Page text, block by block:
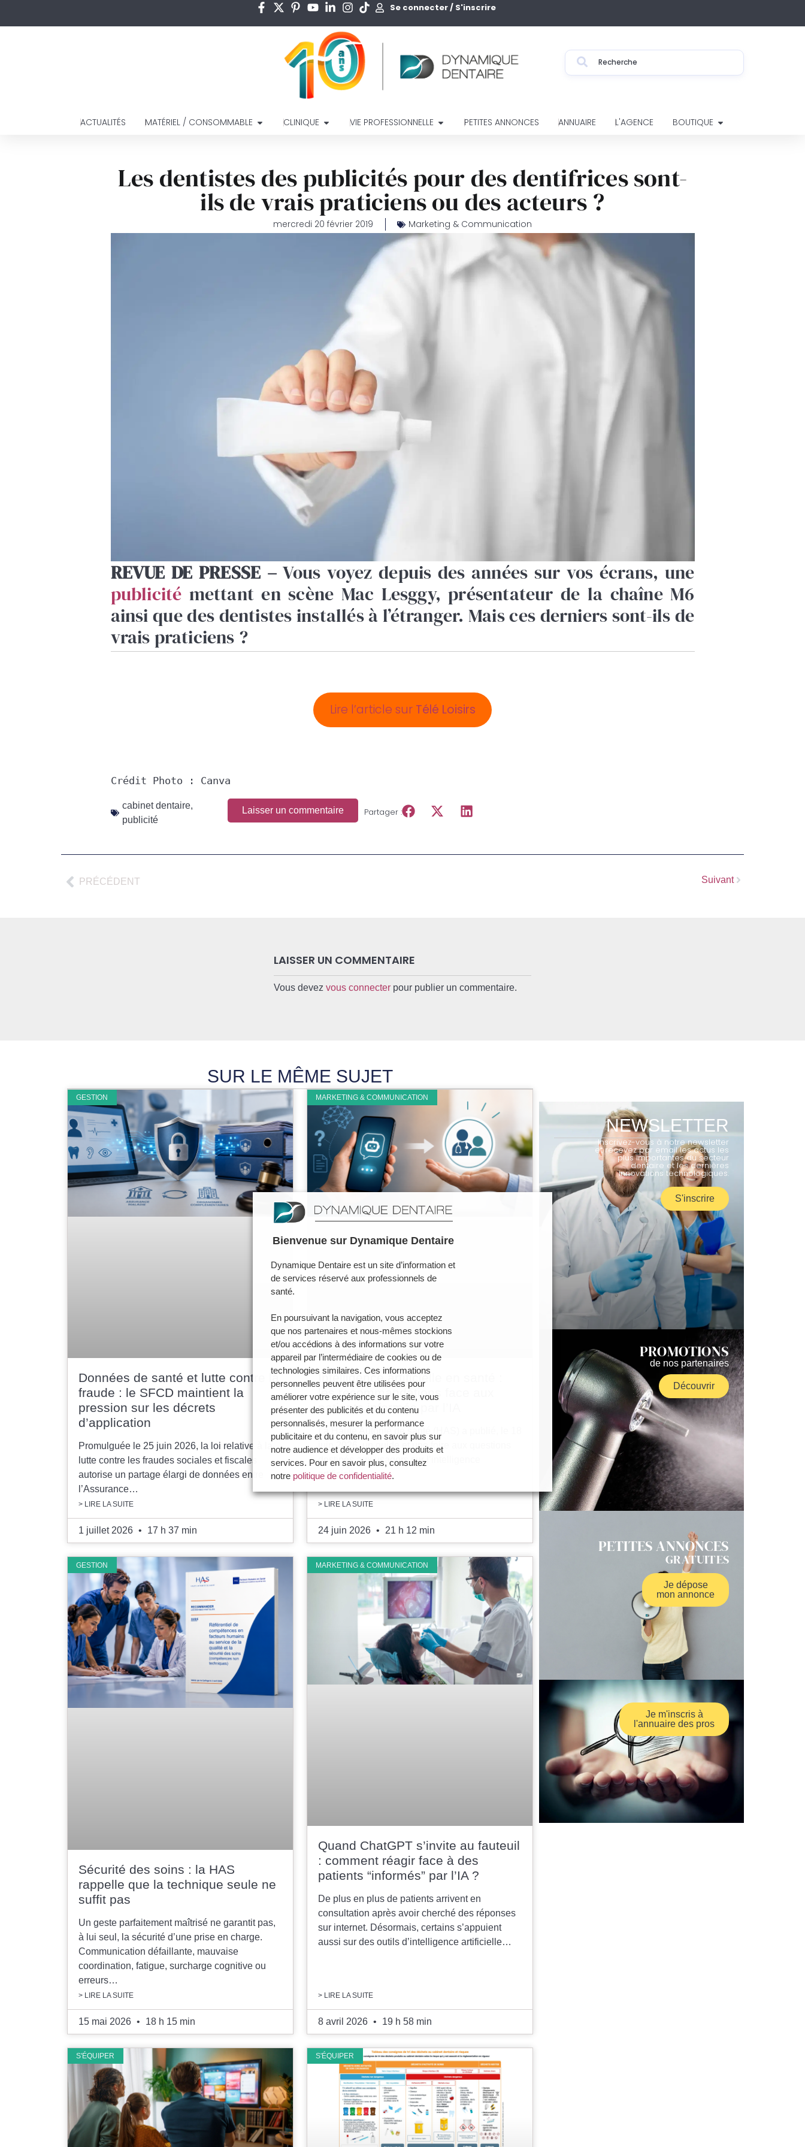
Se connecter / S'inscrire
ACTUALITÉS MATÉRIEL / CONSOMMABLE CLINIQUE VIE PROFESSIONNELLE PETITES ANNONCES ANNUAIRE L'AGENCE BOUTIQUE
Les dentistes des publicités pour des dentifrices sont-
ils de vrais praticiens ou des acteurs ?
mercredi 20 février 2019 Marketing & Communication
REVUE DE PRESSE –Vous voyez depuis des années sur vos écrans, une
publicité mettant en scène Mac Lesggy, présentateur de la chaîne M6
ainsi que des dentistes installés à l’étranger. Mais ces derniers sont-ils de
vrais praticiens ?
Lire l’article sur Télé Loisirs
Crédit Photo : Canva
cabinet dentaire,
publicité
Laisser un commentaire Partager :
PRÉCÉDENT Suivant
LAISSER UN COMMENTAIRE
Vous devez vous connecterpour publier un commentaire.
SUR LE MÊME SUJET
GESTION
Données de santé et lutte contre la
fraude : le SFCD maintient la
pression sur les décrets
d’application
Promulguée le 25 juin 2026, la loi relative à la
lutte contre les fraudes sociales et fiscales
autorise un partage élargi de données entre
l’Assurance…
> LIRE LA SUITE
1 juillet 2026 17 h 37 min
MARKETING & COMMUNICATION
Intelligence artificielle en santé :
les recommandations face aux
patients informés par l’IA
La Haute Autorité de santé (HAS) a publié, le 18
juin 2026, un guide et une foire aux questions
destinés aux usagers sur l’intelligence
artificielle…
> LIRE LA SUITE
24 juin 2026 21 h 12 min
GESTION
Sécurité des soins : la HAS
rappelle que la technique seule ne
suffit pas
Un geste parfaitement maîtrisé ne garantit pas,
à lui seul, la sécurité d’une prise en charge.
Communication défaillante, mauvaise
coordination, fatigue, surcharge cognitive ou
erreurs…
> LIRE LA SUITE
15 mai 2026 18 h 15 min
MARKETING & COMMUNICATION
Quand ChatGPT s’invite au fauteuil
: comment réagir face à des
patients “informés” par l’IA ?
De plus en plus de patients arrivent en
consultation après avoir cherché des réponses
sur internet. Désormais, certains s’appuient
aussi sur des outils d’intelligence artificielle…
> LIRE LA SUITE
8 avril 2026 19 h 58 min
S'ÉQUIPER S'ÉQUIPER
NEWSLETTER
Inscrivez-vous à notre newsletter
et recevez par email les actus les
plus importantes du secteur
dentaire et les dernières
innovations technologiques.
S'inscrire
PROMOTIONS
de nos partenaires
Découvrir
PETITES ANNONCES
GRATUITES
Je dépose
mon annonce
Je m'inscris à
l'annuaire des pros
Bienvenue sur Dynamique Dentaire
Dynamique Dentaire est un site d’information et
de services réservé aux professionnels de
santé.
En poursuivant la navigation, vous acceptez
que nos partenaires et nous-mêmes stockions
et/ou accédions à des informations sur votre
appareil par l’intermédiaire de cookies ou de
technologies similaires. Ces informations
personnelles peuvent être utilisées pour
améliorer votre expérience sur le site, vous
présenter des publicités et du contenu
personnalisés, mesurer la performance
publicitaire et du contenu, en savoir plus sur
notre audience et développer des produits et
services. Pour en savoir plus, consultez
notre politique de confidentialité.
Vous avez la possibilité de :
- Accepter la politique de confidentialité de
Dynamique Dentaire et ses partenaires en
cliquant sur le bouton "Je certifie être un
professionnel de santé et accepte la politique
de confidentialité"
- Paramétrer vos choix pour accepter les
cookies ou non en cliquant sur le bouton "Je
souhaite Gérer mes préférences"
Je certifie être un professionnel de santé et je souhaite
gérer mes préférences
Je certifie être un professionnel de santé et